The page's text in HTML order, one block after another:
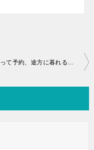
頑張って予約、途方に暮れるラム